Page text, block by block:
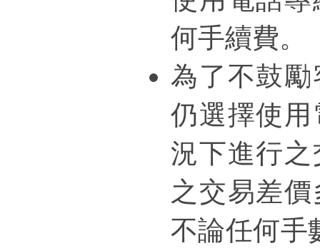
何手續費。
為了不鼓
仍選擇使
況下進行
之交易差
不論任何手